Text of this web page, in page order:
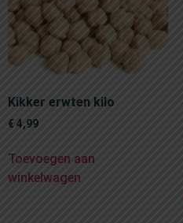
Kikker erwten kilo
€ 4,99
Toevoegen aan
winkelwagen